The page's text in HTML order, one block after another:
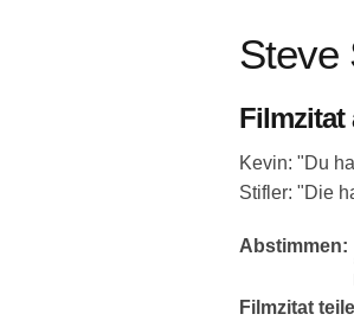
Steve
Filmzitat
Kevin: "Du
Stifler: "Die
Abstimmen:
Filmzitat